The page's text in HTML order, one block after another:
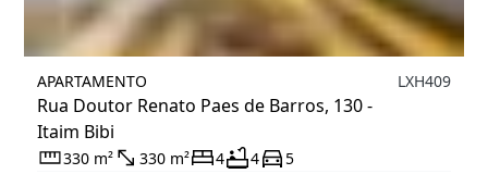
APARTAMENTO
Rua Doutor Renato Paes de Barros, 130 -
Itaim Bibi
LXH409
330 m² 330 m² 4 4 5